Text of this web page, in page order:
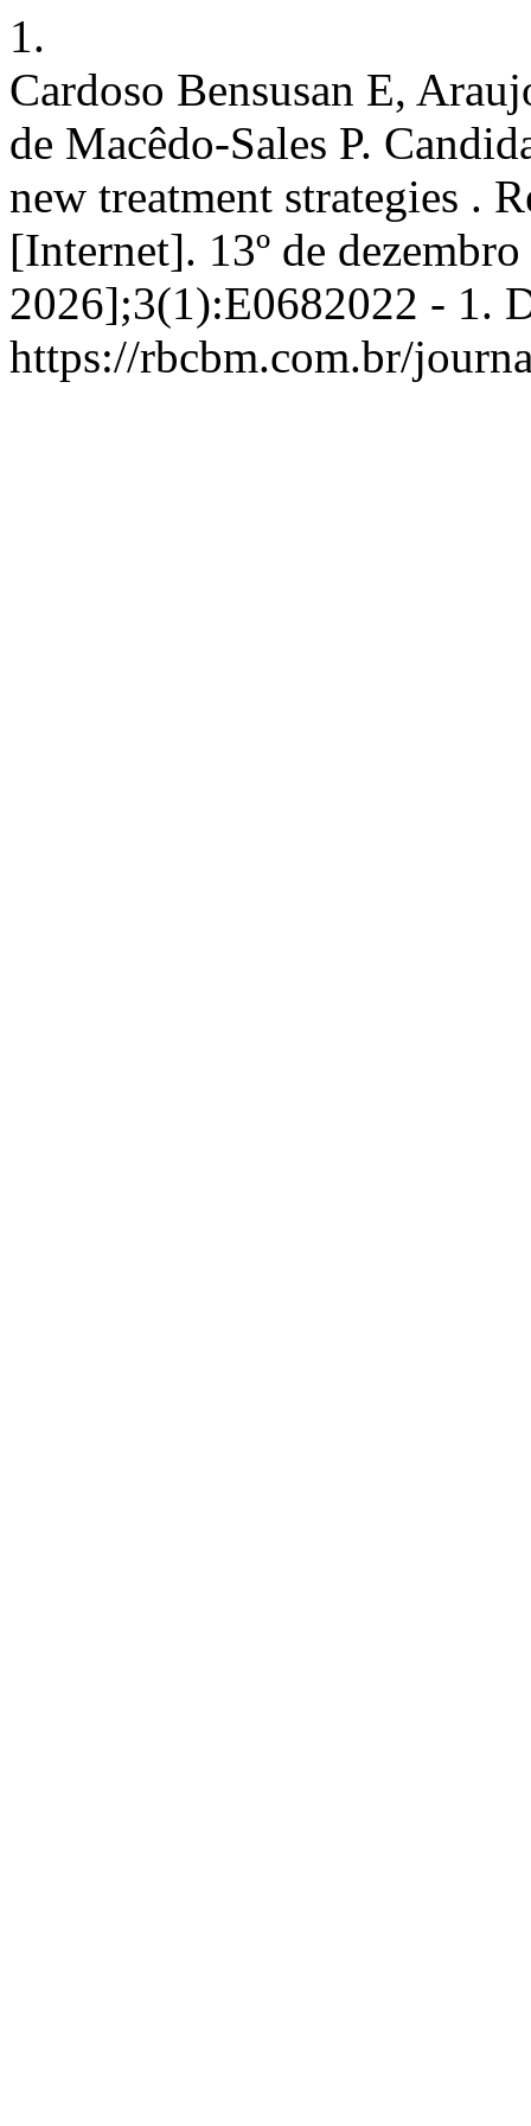
1.
Cardoso Bensusan E,
de Macêdo-Sales P.
new treatment strategies .
[Internet]. 13º de
2026];3(1):E0682022 - 1.
https://rbcbm.com.br/